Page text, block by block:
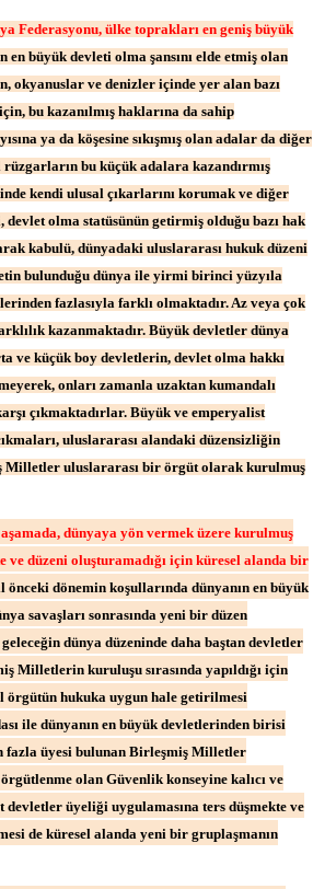
Federasyonu, ülke toprakları en geniş büyük
en büyük devleti olma şansını elde etmiş olan
okyanuslar ve denizler içinde yer alan bazı
bu kazanılmış haklarına da sahip
ya da köşesine sıkışmış olan adalar da diğer
bu küçük adalara kazandırmış
kendi ulusal çıkarlarını korumak ve diğer
olma statüsünün getirmiş olduğu bazı hak
kabulü, dünyadaki uluslararası hukuk düzeni
bulunduğu dünya ile yirmi birinci yüzyıla
fazlasıyla farklı olmaktadır. Az veya çok
kazanmaktadır. Büyük devletler dünya
ve küçük boy devletlerin, devlet olma hakkı
onları zamanla uzaktan kumandalı
çıkmaktadırlar. Büyük ve emperyalist
uluslararası alandaki düzensizliğin
Milletler uluslararası bir örgüt olarak kurulmuş
dünyaya yön vermek üzere kurulmuş
düzeni oluşturamadığı için küresel alanda bir
önceki dönemin koşullarında dünyanın en büyük
savaşları sonrasında yeni bir düzen
dünya düzeninde daha baştan devletler
Milletlerin kuruluşu sırasında yapıldığı için
örgütün hukuka uygun hale getirilmesi
ile dünyanın en büyük devletlerinden birisi
fazla üyesi bulunan Birleşmiş Milletler
olan Güvenlik konseyine kalıcı ve
üyeliği uygulamasına ters düşmekte ve
de küresel alanda yeni bir gruplaşmanın